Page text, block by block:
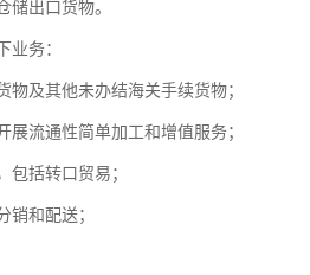
储出口货物。
业务：
物及其他未办结海关手续货物；
展流通性简单加工和增值服务；
包括转口贸易；
销和配送；